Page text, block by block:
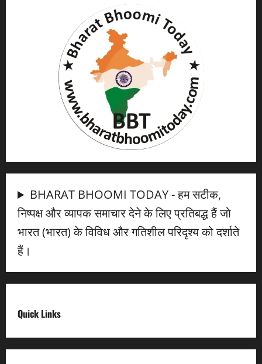
BHARAT BHOOMI TODAY - हम सटीक,
निष्पक्ष और व्यापक समाचार देने के लिए प्रतिबद्ध हैं जो
भारत (भारत) के विविध और गतिशील परिदृश्य को दर्शाते
हैं।
Quick Links